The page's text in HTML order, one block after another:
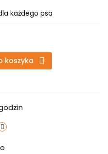
każdego psa
koszyka